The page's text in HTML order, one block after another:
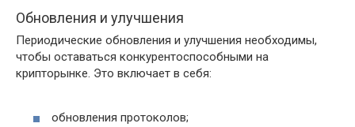
Обновления и улучшения
Периодические обновления и улучшения необходимы,
чтобы оставаться конкурентоспособными на
крипторынке. Это включает в себя:
обновления протоколов;